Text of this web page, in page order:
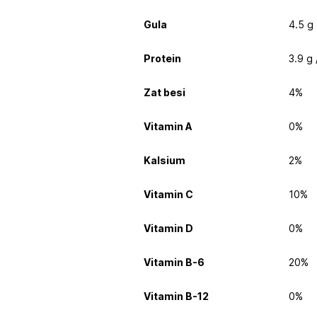
Gula 4.5 g
Protein 3.9 g
Zat besi 4%
Vitamin A 0%
Kalsium 2%
Vitamin C 10%
Vitamin D 0%
Vitamin B-6 20%
Vitamin B-12 0%